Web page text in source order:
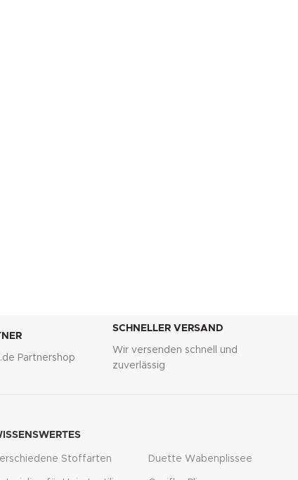
Partnershop
SCHNELLER VERSAND
Wir versenden schnell und
zuverlässig
Stoffarten Duette Wabenplissee